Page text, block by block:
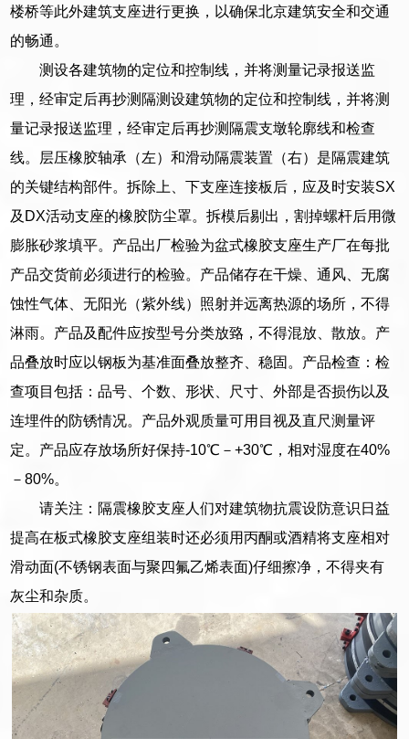
楼桥等此外建筑支座进行更换，以确保北京建筑安全和交通
的畅通。
测设各建筑物的定位和控制线，并将测量记录报送监
理，经审定后再抄测隔测设建筑物的定位和控制线，并将测
量记录报送监理，经审定后再抄测隔震支墩轮廓线和检查
线。层压橡胶轴承（左）和滑动隔震装置（右）是隔震建筑
的关键结构部件。拆除上、下支座连接板后，应及时安装SX
及DX活动支座的橡胶防尘罩。拆模后剔出，割掉螺杆后用微
膨胀砂浆填平。产品出厂检验为盆式橡胶支座生产厂在每批
产品交货前必须进行的检验。产品储存在干燥、通风、无腐
蚀性气体、无阳光（紫外线）照射并远离热源的场所，不得
淋雨。产品及配件应按型号分类放臵，不得混放、散放。产
品叠放时应以钢板为基准面叠放整齐、稳固。产品检查：检
查项目包括：品号、个数、形状、尺寸、外部是否损伤以及
连埋件的防锈情况。产品外观质量可用目视及直尺测量评
定。产品应存放场所好保持-10℃－+30℃，相对湿度在40%
－80%。
请关注：隔震橡胶支座人们对建筑物抗震设防意识日益
提高在板式橡胶支座组装时还必须用丙酮或酒精将支座相对
滑动面(不锈钢表面与聚四氟乙烯表面)仔细擦净，不得夹有
灰尘和杂质。